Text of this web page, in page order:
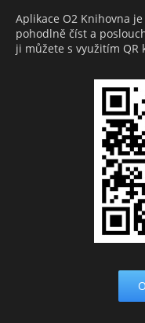
Aplikace O2 Knihovna
pohodlně číst a
ji můžete s využitím